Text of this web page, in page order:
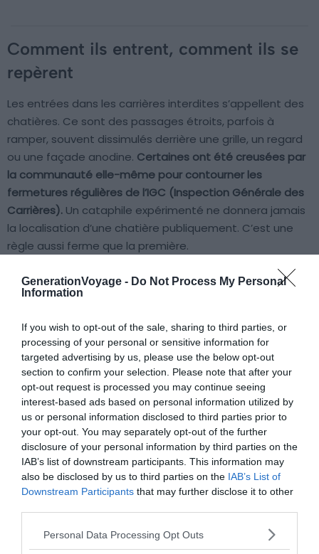
GenerationVoyage - Do Not Process My Personal
Information
If you wish to opt-out of the sale, sharing to third parties, or
processing of your personal or sensitive information for
targeted advertising by us, please use the below opt-out
section to confirm your selection. Please note that after your
opt-out request is processed you may continue seeing
interest-based ads based on personal information utilized by
us or personal information disclosed to third parties prior to
your opt-out. You may separately opt-out of the further
disclosure of your personal information by third parties on the
IAB’s list of downstream participants. This information may
also be disclosed by us to third parties on the IAB’s List of
Downstream Participants that may further disclose it to other
Personal Data Processing Opt Outs
Comment ils entrent, comment ils se
repèrent
Les entrées dans les carrières interdites s’appellent des
chatières. Ce sont des passages étroits, parfois à
ramper, souvent dissimulés derrière une grille, un regard
ou une façade anodine. Certaines ont été creusées par
la communauté elle-même pour contourner les
fermetures régulières de l’IGC (Inspection Générale des
Carrières). Un cataphile expérimenté ne donnera jamais
la localisation d’une chatière publiquement. C’est une
règle aussi ferme que la première.
L’équipement minimum sérieux pour toute exploration
Il faut une lampe frontale avec batteries de rechange et
des cuissardes pour les secteurs inondés en période de
crue ou de forte pluviométrie. Sans oublier une boussole
et surtout une carte du secteur. Sans carte et sans
expérience, se perdre dans le GRS n’est pas une
hypothèse, c’est une certitude statistique.
Illégal, et assumé